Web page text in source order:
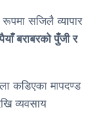
सजिलै व्यापार
बराबरको पुँजी र
कडिएका मापदण्ड
व्यवसाय